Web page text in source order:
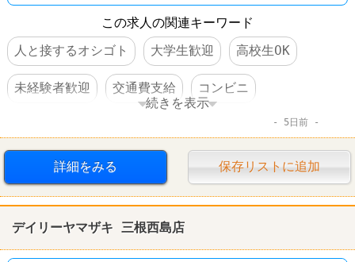
この求人の関連キーワード
人と接するオシゴト
大学生歓迎 高校生OK
未経験者歓迎 交通費支給 コンビニ
続きを表示
5日前
詳細をみる 保存リストに追加
デイリーヤマザキ 三根西島店